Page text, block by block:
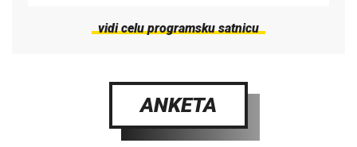
vidi celu programsku satnicu
ANKETA